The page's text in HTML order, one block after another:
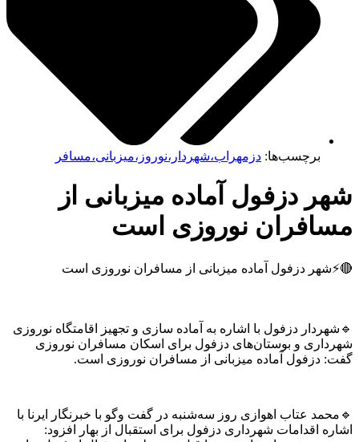
برچسب‌ها:دزمهراب،شهردار،نوروز،میزبانی،مسافر
دزفول آماده میزبانی از
نوروزی است
دزفول آماده میزبانی از مسافران نوروزی است
دزفول با اشاره به آماده سازی و تجهیز اقامتگاه‌ نوروزی
و بوستان‌های دزفول برای اسکان مسافران نوروزی
دزفول آماده میزبانی از مسافران نوروزی است.
عتاب اهوازی روز سه‌شنبه در گفت وگو با خبرنگار ایرنا با
اقدامات شهرداری دزفول برای استقبال از بهار افزود: